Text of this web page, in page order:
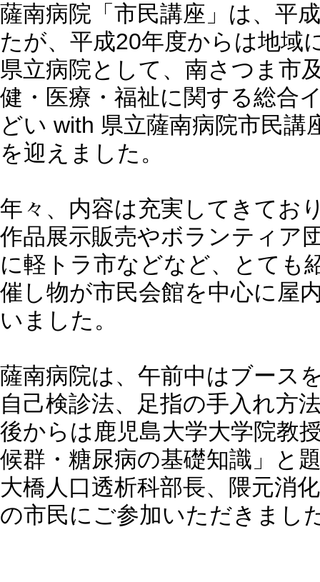
薩南病院「市民講座」は、平
たが、平成20年度からは地域
県立病院として、南さつま市
健・医療・福祉に関する総合
どい with 県立薩南病院市民
を迎えました。
年々、内容は充実してきてお
作品展示販売やボランティア
に軽トラ市などなど、とても
催し物が市民会館を中心に屋
いました。
薩南病院は、午前中はブース
自己検診法、足指の手入れ方
後からは鹿児島大学大学院教
候群・糖尿病の基礎知識」と
大橋人口透析科部長、隈元消
の市民にご参加いただきまし